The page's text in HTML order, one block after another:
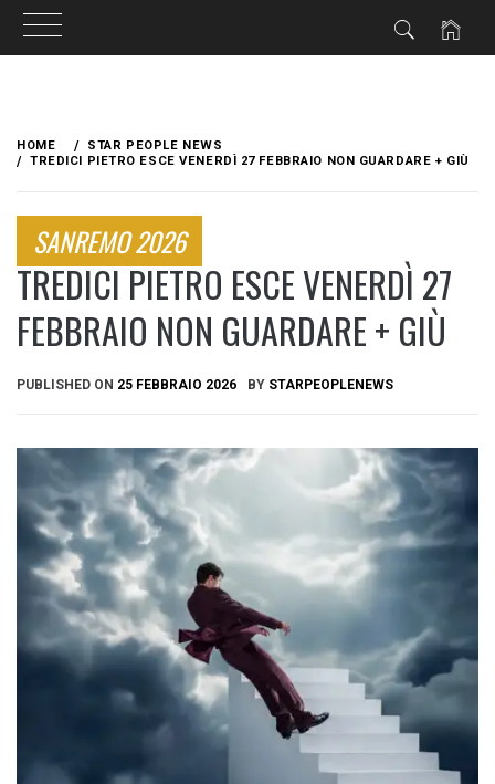
content
HOME
STAR PEOPLE NEWS
TREDICI PIETRO ESCE VENERDÌ 27 FEBBRAIO NON GUARDARE + GIÙ​
SANREMO 2026
TREDICI PIETRO ESCE VENERDÌ 27
FEBBRAIO NON GUARDARE + GIÙ​
PUBLISHED ON 25 FEBBRAIO 2026 BY STARPEOPLENEWS